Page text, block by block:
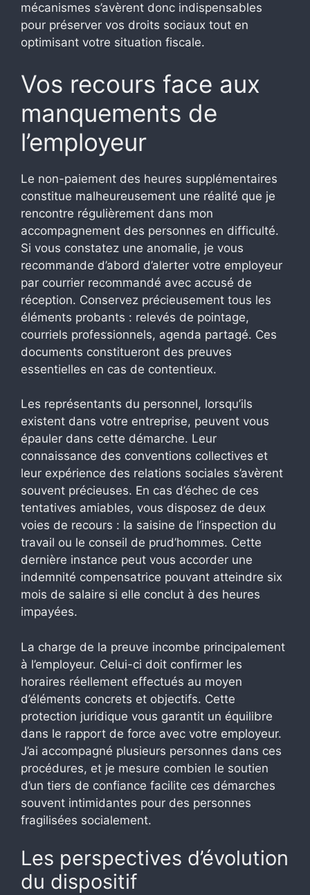
mécanismes s’avèrent donc indispensables
pour préserver vos droits sociaux tout en
optimisant votre situation fiscale.
Vos recours face aux
manquements de
l’employeur
Le non-paiement des heures supplémentaires
constitue malheureusement une réalité que je
rencontre régulièrement dans mon
accompagnement des personnes en difficulté.
Si vous constatez une anomalie, je vous
recommande d’abord d’alerter votre employeur
par courrier recommandé avec accusé de
réception. Conservez précieusement tous les
éléments probants : relevés de pointage,
courriels professionnels, agenda partagé. Ces
documents constitueront des preuves
essentielles en cas de contentieux.
Les représentants du personnel, lorsqu’ils
existent dans votre entreprise, peuvent vous
épauler dans cette démarche. Leur
connaissance des conventions collectives et
leur expérience des relations sociales s’avèrent
souvent précieuses. En cas d’échec de ces
tentatives amiables, vous disposez de deux
voies de recours : la saisine de l’inspection du
travail ou le conseil de prud’hommes. Cette
dernière instance peut vous accorder une
indemnité compensatrice pouvant atteindre six
mois de salaire si elle conclut à des heures
impayées.
La charge de la preuve incombe principalement
à l’employeur. Celui-ci doit confirmer les
horaires réellement effectués au moyen
d’éléments concrets et objectifs. Cette
protection juridique vous garantit un équilibre
dans le rapport de force avec votre employeur.
J’ai accompagné plusieurs personnes dans ces
procédures, et je mesure combien le soutien
d’un tiers de confiance facilite ces démarches
souvent intimidantes pour des personnes
fragilisées socialement.
Les perspectives d’évolution
du dispositif